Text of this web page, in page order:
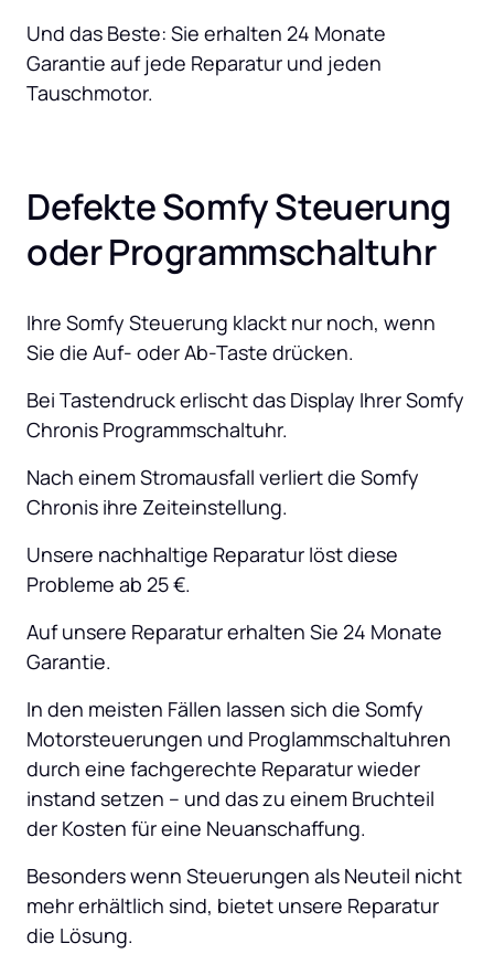
Und das Beste: Sie erhalten 24 Monate
Garantie auf jede Reparatur und jeden
Tauschmotor.
Defekte Somfy Steuerung
oder Programmschaltuhr
Ihre Somfy Steuerung klackt nur noch, wenn
Sie die Auf- oder Ab-Taste drücken.
Bei Tastendruck erlischt das Display Ihrer Somfy
Chronis Programmschaltuhr.
Nach einem Stromausfall verliert die Somfy
Chronis ihre Zeiteinstellung.
Unsere nachhaltige Reparatur löst diese
Probleme ab 25 €.
Auf unsere Reparatur erhalten Sie 24 Monate
Garantie.
In den meisten Fällen lassen sich die Somfy
Motorsteuerungen und Proglammschaltuhren
durch eine fachgerechte Reparatur wieder
instand setzen – und das zu einem Bruchteil
der Kosten für eine Neuanschaffung.
Besonders wenn Steuerungen als Neuteil nicht
mehr erhältlich sind, bietet unsere Reparatur
die Lösung.